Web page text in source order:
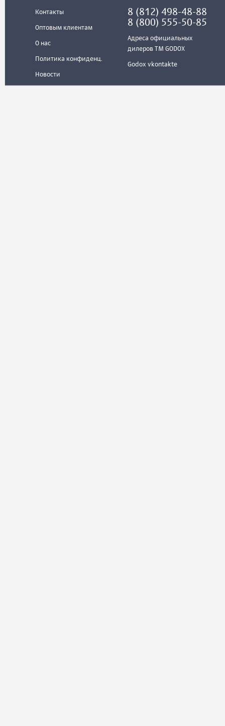
Контакты
Оптовым клиентам
О нас
Политика конфиденц.
Новости
8 (812) 498-48-88
8 (800) 555-50-85
Адреса официальных
дилеров ТМ GODOX
Godox vkontakte